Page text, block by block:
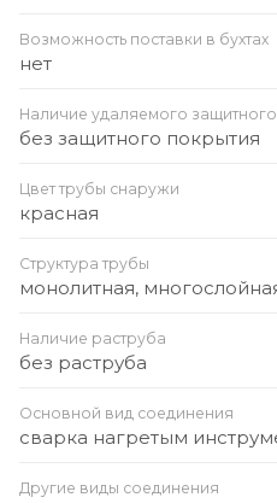
Возможность поставки в бухтах
нет
Наличие удаляемого
без защитного покрытия
Цвет трубы снаружи
красная
Структура трубы
монолитная,
Наличие раструба
без раструба
Основной вид соединения
сварка нагретым
Другие виды соединения